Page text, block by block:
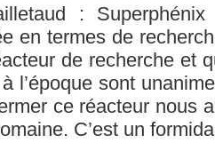
:
en termes de
de recherche et
l’époque sont
ce réacteur nous
C’est un